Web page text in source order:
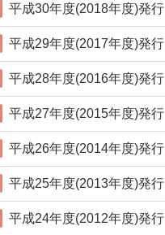
平成30年度(2018年度)発行
平成29年度(2017年度)発行
平成28年度(2016年度)発行
平成27年度(2015年度)発行
平成26年度(2014年度)発行
平成25年度(2013年度)発行
平成24年度(2012年度)発行